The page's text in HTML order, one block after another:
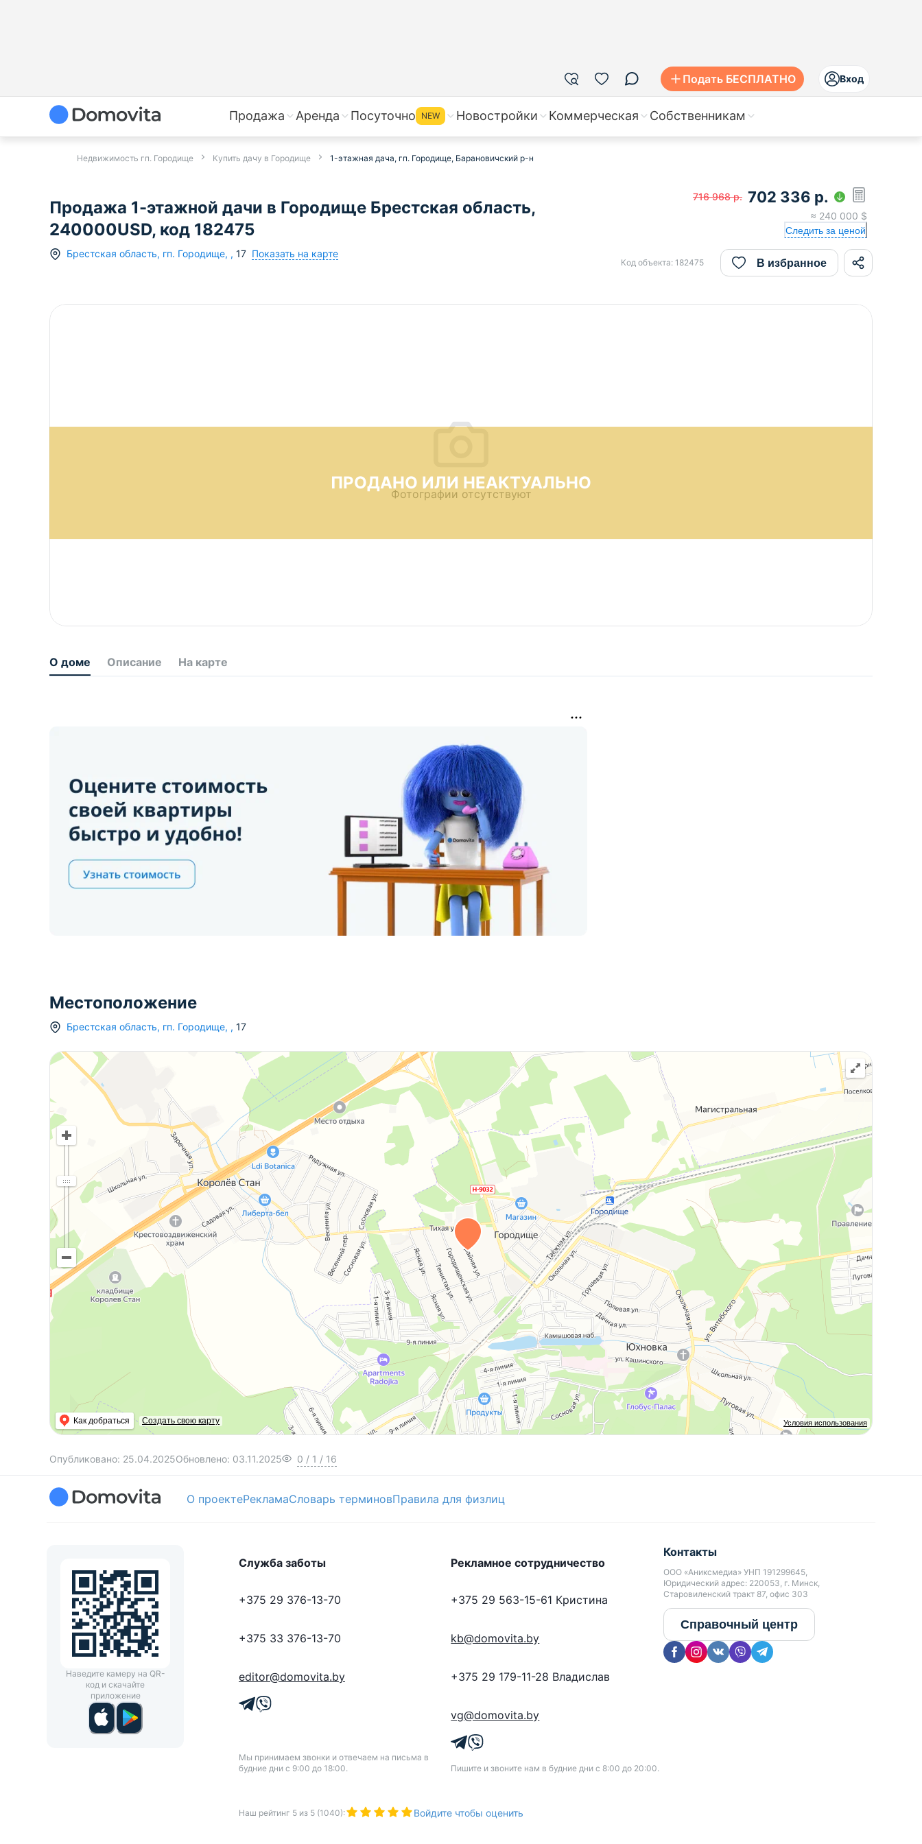
Подать БЕСПЛАТНО Вход
Продажа Аренда Посуточно NEW Новостройки Коммерческая Собственникам
Недвижимость гп. Городище Купить дачу в Городище 1-этажная дача, гп. Городище, Барановичский р-н
Продажа 1-этажной дачи в Городище Брестская область,
240000USD, код 182475
Брестская область, гп. Городище, , 17 Показать на карте
716 968 р. 702 336 р.
≈ 240 000 $
Следить за ценой
Код объекта: 182475 В избранное
ПРОДАНО ИЛИ НЕАКТУАЛЬНО
Фотографии отсутствуют
О доме Описание На карте
Местоположение
Брестская область, гп. Городище, , 17
Условия использования
Как добраться Создать свою карту
Опубликовано: 25.04.2025Обновлено: 03.11.2025 0 / 1 / 16
О проектеРекламаСловарь терминовПравила для физлиц
Наведите камеру на QR-
код и скачайте
приложение
Служба заботы
+375 29 376-13-70
+375 33 376-13-70
editor@domovita.by
Мы принимаем звонки и отвечаем на письма в
будние дни с 9:00 до 18:00.
Рекламное сотрудничество
+375 29 563-15-61 Кристина
kb@domovita.by
+375 29 179-11-28 Владислав
vg@domovita.by
Пишите и звоните нам в будние дни с 8:00 до 20:00.
Контакты
ООО «Аниксмедиа» УНП 191299645,
Юридический адрес: 220053, г. Минск,
Старовиленский тракт 87, офис 303
Справочный центр
Наш рейтинг 5 из 5 (1040): Войдите чтобы оценить